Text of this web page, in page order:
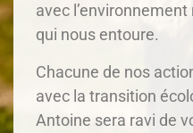
avec
qui nous entoure.
Chacune de nos
avec la transition
Antoine sera ravi de